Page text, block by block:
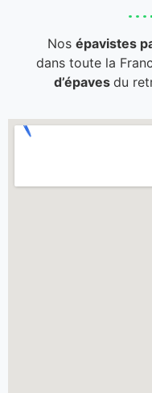
Nosépavistes
dans toute la
d’épavesdu